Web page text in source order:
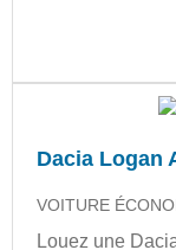
Dacia Logan
VOITURE
Louez une